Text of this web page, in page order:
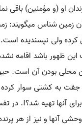
او (و مؤمنین)
زمین شناس می‏گویند:
ولی نپسندیده
ظهور باشد اقامه
بودن آن است.
جفت به کشتی سوار
آنها تهیه شد؟!. در
آنها و نیز از هر